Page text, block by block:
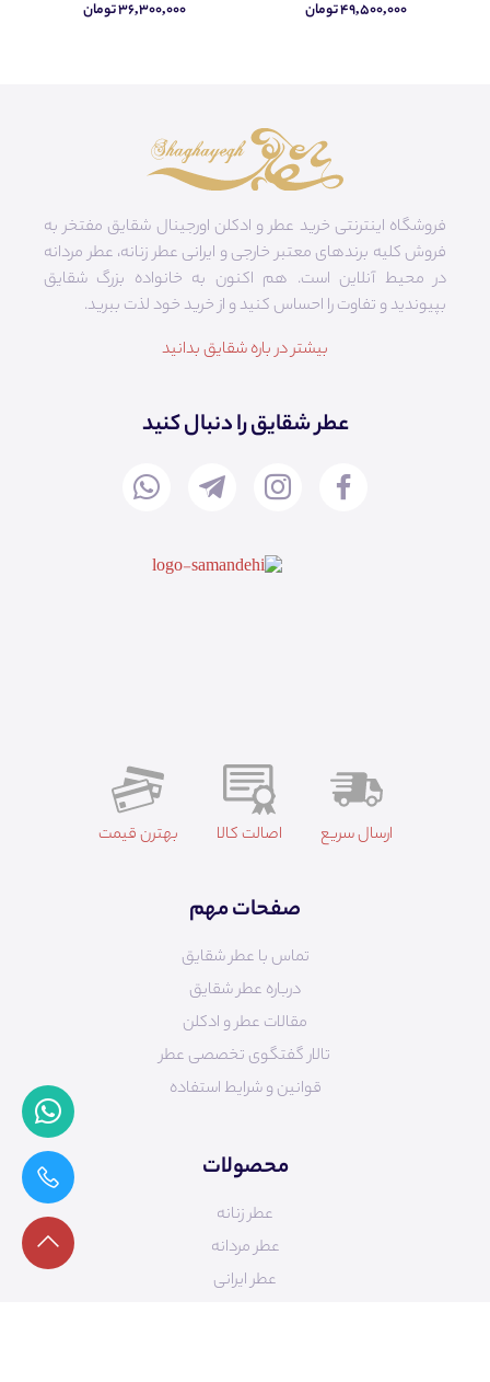
۴۹,۵۰۰,۰۰۰ تومان ۳۶,۳۰۰,۰۰۰ تومان
فروشگاه اینترنتی خرید عطر و ادکلن اورجینال شقایق مفتخر به
فروش کلیه برندهای معتبر خارجی و ایرانی عطر زنانه، عطر مردانه
در محیط آنلاین است. هم‌ اکنون به خانواده بزرگ شقایق
بپیوندید و تفاوت را احساس کنید و از خرید خود لذت ببرید.
بیشتر در باره شقایق بدانید
عطر شقایق را دنبال کنید
ارسال سریع اصالت کالا بهترن قیمت
صفحات مهم
تماس با عطر شقایق
درباره عطر شقایق
مقالات عطر و ادکلن
تالار گفتگوی تخصصی عطر
قوانین و شرایط استفاده
محصولات
عطر زنانه
عطر مردانه
عطر ایرانی